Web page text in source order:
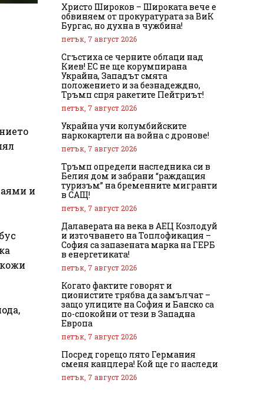
и
Христо Широков – Широката вече е
обвиняем от прокуратурата за ВиК
Бургас, но духна в чужбина!
петък, 7 август 2026
Сгъстиха се черните облаци над
Киев! ЕС не ще корумпирана
Украйна, Западът смята
положението и за безнадеждно,
Тръмп спря ракетите Пейтриът!
петък, 7 август 2026
Украйна учи колумбийските
наркокартели на война с дронове!
петък, 7 август 2026
Тръмп определи наследника си в
Белия дом и забрани “раждащия
туризъм” на бременните мигранти
в САЩ!
петък, 7 август 2026
Далаверата на века в АЕЦ Козлодуй
и източването на Топлофикация –
София са запазената марка на ГЕРБ
в енергетиката!
петък, 7 август 2026
Когато фактите говорят и
ционистите трябва да замълчат –
защо улиците на София и Банско са
по-спокойни от тези в Западна
Европа
петък, 7 август 2026
Посред горещо лято Германия
сменя канцлера! Кой ще го наследи
петък, 7 август 2026